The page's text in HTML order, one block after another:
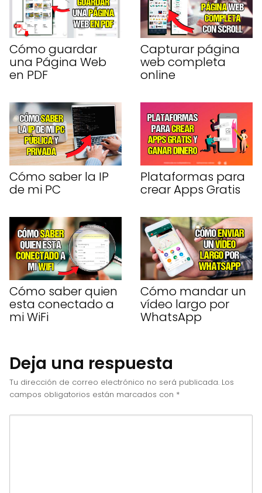
Cómo guardar
una Página Web
en PDF
Capturar página
web completa
online
Cómo saber la IP
de mi PC
Plataformas para
crear Apps Gratis
Cómo saber quien
esta conectado a
mi WiFi
Cómo mandar un
vídeo largo por
WhatsApp
Deja una respuesta
Tu dirección de correo electrónico no será publicada. Los
campos obligatorios están marcados con *